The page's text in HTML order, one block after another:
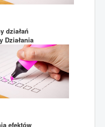
działań
Działania
efektów